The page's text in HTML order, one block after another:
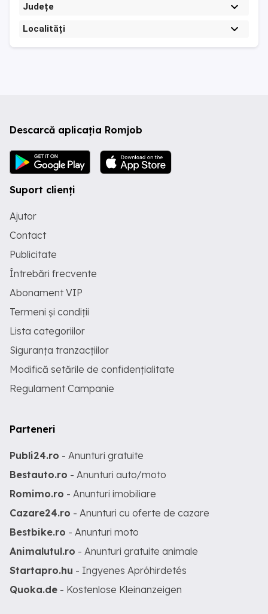
Județe
Localități
Descarcă aplicația Romjob
Suport clienți
Ajutor
Contact
Publicitate
Întrebări frecvente
Abonament VIP
Termeni și condiții
Lista categoriilor
Siguranța tranzacțiilor
Modifică setările de confidențialitate
Regulament Campanie
Parteneri
Publi24.ro - Anunturi gratuite
Bestauto.ro - Anunturi auto/moto
Romimo.ro - Anunturi imobiliare
Cazare24.ro - Anunturi cu oferte de cazare
Bestbike.ro - Anunturi moto
Animalutul.ro - Anunturi gratuite animale
Startapro.hu - Ingyenes Apróhirdetés
Quoka.de - Kostenlose Kleinanzeigen